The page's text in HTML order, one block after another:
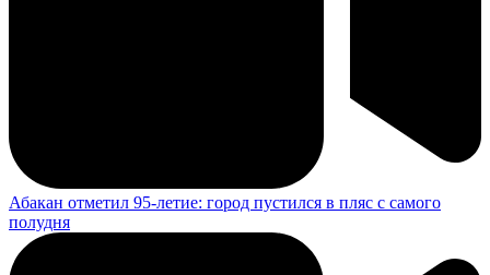
Абакан отметил 95-летие: город пустился в пляс с самого
полудня